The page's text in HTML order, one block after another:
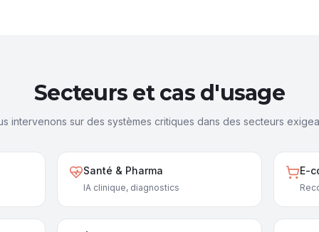
Secteurs et cas d'usage
intervenons sur des systèmes critiques dans des secteurs
Santé & Pharma
IA clinique, diagnostics
E-